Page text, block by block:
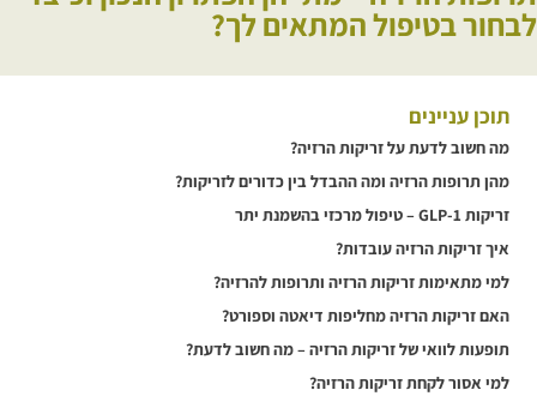
לבחור בטיפול המתאים לך?
תוכן עניינים
מה חשוב לדעת על זריקות הרזיה?
מהן תרופות הרזיה ומה ההבדל בין כדורים לזריקות?
זריקות GLP-1 – טיפול מרכזי בהשמנת יתר
איך זריקות הרזיה עובדות?
למי מתאימות זריקות הרזיה ותרופות להרזיה?
האם זריקות הרזיה מחליפות דיאטה וספורט?
תופעות לוואי של זריקות הרזיה – מה חשוב לדעת?
למי אסור לקחת זריקות הרזיה?